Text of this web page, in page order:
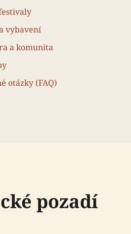
vybavení
a komunita
otázky (FAQ)
pozadí